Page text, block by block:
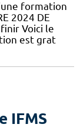
formation
2024 DE
Voici le
est grat
IFMS